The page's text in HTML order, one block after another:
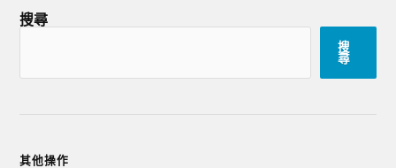
搜尋
搜
尋
其他操作